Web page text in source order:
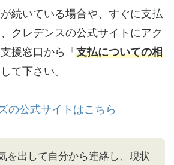
続いている場合や、すぐに支払
クレデンスの公式サイトにアク
援窓口から「 支払についての相
て下さい。
の公式サイトはこちら
を出して自分から連絡し、現状